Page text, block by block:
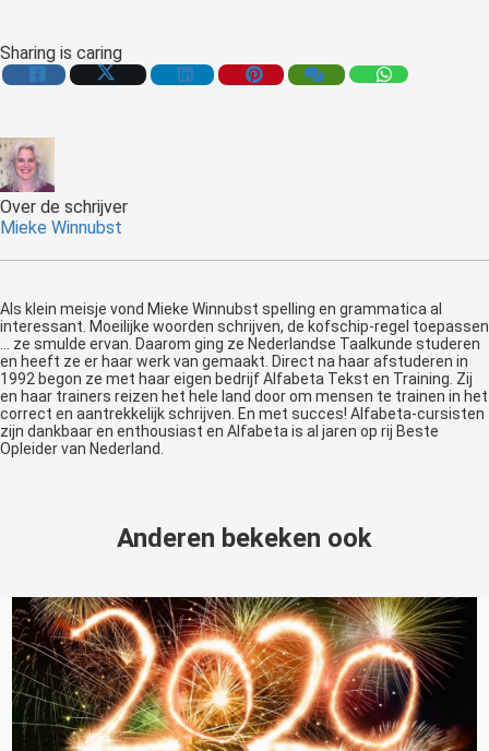
Sharing is caring
Over de schrijver
Mieke Winnubst
Als klein meisje vond Mieke Winnubst spelling en grammatica al
interessant. Moeilijke woorden schrijven, de kofschip-regel toepassen
... ze smulde ervan. Daarom ging ze Nederlandse Taalkunde studeren
en heeft ze er haar werk van gemaakt. Direct na haar afstuderen in
1992 begon ze met haar eigen bedrijf Alfabeta Tekst en Training. Zij
en haar trainers reizen het hele land door om mensen te trainen in het
correct en aantrekkelijk schrijven. En met succes! Alfabeta-cursisten
zijn dankbaar en enthousiast en Alfabeta is al jaren op rij Beste
Opleider van Nederland.
Anderen bekeken ook